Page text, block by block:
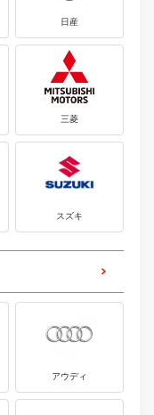
日産
三菱
スズキ
アウディ